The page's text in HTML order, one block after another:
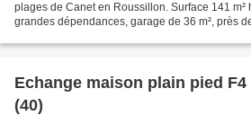
plages de Canet en Roussillon. Surface 141 m²
grandes dépendances, garage de 36 m², près
Echange maison plain pied F4
(40)